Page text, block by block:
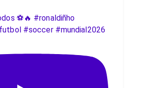
⚽️🔥 #ronaldiñho
#soccer #mundial2026